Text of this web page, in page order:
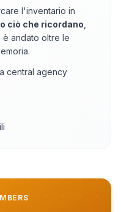
l'inventario in
ciò che ricordano
è andato oltre le
central agency